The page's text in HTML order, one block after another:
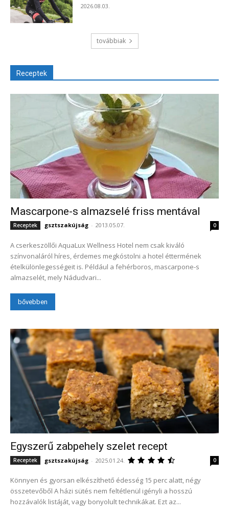
2026.08.03.
továbbiak
Receptek
Mascarpone-s almazselé friss mentával
Receptek gsztszakújság - 2013.05.07. 0
A cserkeszöllői AquaLux Wellness Hotel nem csak kiváló
színvonaláról híres, érdemes megkóstolni a hotel éttermének
ételkülönlegességeit is. Például a fehérboros, mascarpone-s
almazselét, mely Nádudvari...
bővebben
Egyszerű zabpehely szelet recept
Receptek gsztszakújság - 2025.01.24. 0
Könnyen és gyorsan elkészíthető édesség 15 perc alatt, négy
összetevőből A házi sütés nem feltétlenül igényli a hosszú
hozzávalók listáját, vagy bonyolult technikákat. Ezt az...